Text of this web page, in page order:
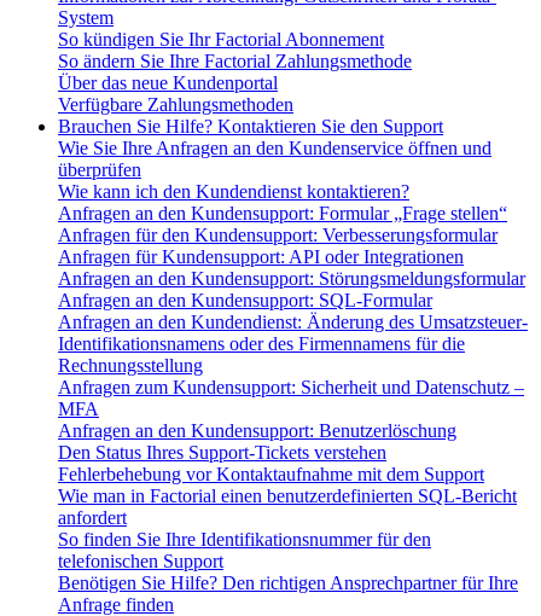
System
So kündigen Sie Ihr Factorial Abonnement
So ändern Sie Ihre Factorial Zahlungsmethode
Über das neue Kundenportal
Verfügbare Zahlungsmethoden
Brauchen Sie Hilfe? Kontaktieren Sie den Support
Wie Sie Ihre Anfragen an den Kundenservice öffnen und
überprüfen
Wie kann ich den Kundendienst kontaktieren?
Anfragen an den Kundensupport: Formular „Frage stellen“
Anfragen für den Kundensupport: Verbesserungsformular
Anfragen für Kundensupport: API oder Integrationen
Anfragen an den Kundensupport: Störungsmeldungsformular
Anfragen an den Kundensupport: SQL-Formular
Anfragen an den Kundendienst: Änderung des Umsatzsteuer-
Identifikationsnamens oder des Firmennamens für die
Rechnungsstellung
Anfragen zum Kundensupport: Sicherheit und Datenschutz –
MFA
Anfragen an den Kundensupport: Benutzerlöschung
Den Status Ihres Support-Tickets verstehen
Fehlerbehebung vor Kontaktaufnahme mit dem Support
Wie man in Factorial einen benutzerdefinierten SQL-Bericht
anfordert
So finden Sie Ihre Identifikationsnummer für den
telefonischen Support
Benötigen Sie Hilfe? Den richtigen Ansprechpartner für Ihre
Anfrage finden